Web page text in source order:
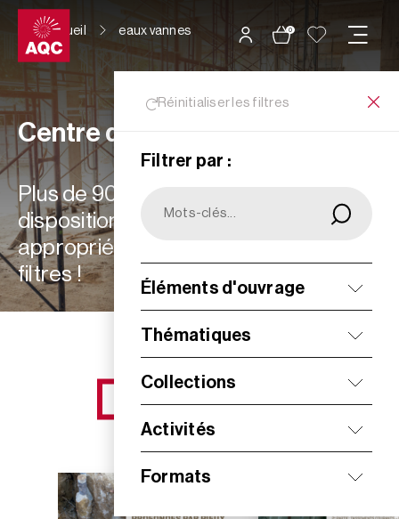
Panneau de gestion des cookies
0
Accueil eaux vannes
Réinitialiser les filtres
Filtrer par :
Éléments d'ouvrage
Thématiques
Collections
Activités
Formats
Centre de ressources
Plus de 900 ressources à votre
disposition : choisissez les plus
appropriées à vos besoins grâce aux
filtres !
NOS NOUVEAUTÉS